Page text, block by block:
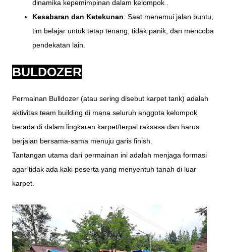
dinamika kepemimpinan dalam kelompok .
Kesabaran dan Ketekunan: Saat menemui jalan buntu,
tim belajar untuk tetap tenang, tidak panik, dan mencoba
pendekatan lain.
BULDOZER
Permainan Bulldozer (atau sering disebut karpet tank) adalah
aktivitas team building di mana seluruh anggota kelompok
berada di dalam lingkaran karpet/terpal raksasa dan harus
berjalan bersama-sama menuju garis finish.
Tantangan utama dari permainan ini adalah menjaga formasi
agar tidak ada kaki peserta yang menyentuh tanah di luar
karpet.